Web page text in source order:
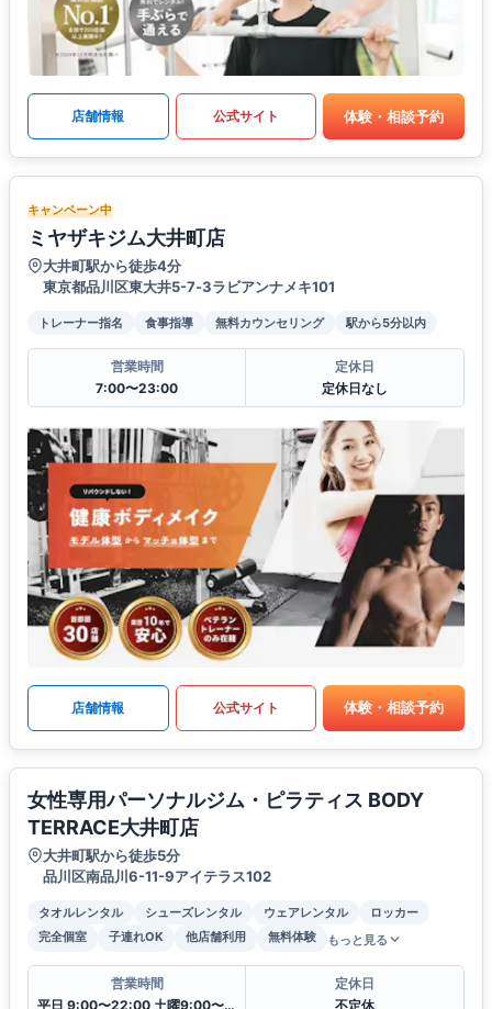
店舗情報 公式サイト 体験・相談予約
キャンペーン中
ミヤザキジム大井町店
大井町駅から徒歩4分
東京都品川区東大井5-7‐3ラビアンナメキ101
トレーナー指名 食事指導 無料カウンセリング 駅から5分以内
営業時間
7:00〜23:00
定休日
定休日なし
店舗情報 公式サイト 体験・相談予約
女性専用パーソナルジム・ピラティス BODY
TERRACE大井町店
大井町駅から徒歩5分
品川区南品川6-11-9アイテラス102
タオルレンタル シューズレンタル ウェアレンタル
ロッカー
完全個室
子連れOK 他店舗利用 無料体験 もっと見る
営業時間
平日 9:00〜22:00 土曜9:00〜19:00 日・祝 9:00〜18:00
定休日
不定休